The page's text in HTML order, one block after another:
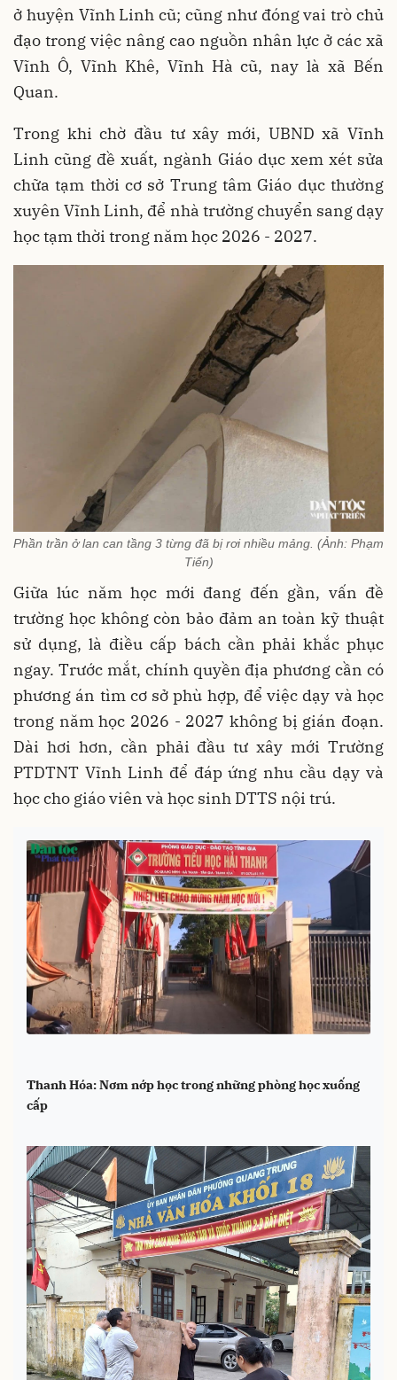
ở huyện Vĩnh Linh cũ; cũng như đóng vai trò chủ
đạo trong việc nâng cao nguồn nhân lực ở các xã
Vĩnh Ô, Vĩnh Khê, Vĩnh Hà cũ, nay là xã Bến
Quan.
Trong khi chờ đầu tư xây mới, UBND xã Vĩnh
Linh cũng đề xuất, ngành Giáo dục xem xét sửa
chữa tạm thời cơ sở Trung tâm Giáo dục thường
xuyên Vĩnh Linh, để nhà trường chuyển sang dạy
học tạm thời trong năm học 2026 - 2027.
Phần trần ở lan can tầng 3 từng đã bị rơi nhiều mảng. (Ảnh: Phạm
Tiến)
Giữa lúc năm học mới đang đến gần, vấn đề
trường học không còn bảo đảm an toàn kỹ thuật
sử dụng, là điều cấp bách cần phải khắc phục
ngay. Trước mắt, chính quyền địa phương cần có
phương án tìm cơ sở phù hợp, để việc dạy và học
trong năm học 2026 - 2027 không bị gián đoạn.
Dài hơi hơn, cần phải đầu tư xây mới Trường
PTDTNT Vĩnh Linh để đáp ứng nhu cầu dạy và
học cho giáo viên và học sinh DTTS nội trú.
Thanh Hóa: Nơm nớp học trong những phòng học xuống
cấp